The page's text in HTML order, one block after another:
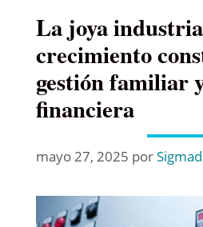
La joya
crecimiento
gestión familiar
financiera
mayo 27, 2025 por